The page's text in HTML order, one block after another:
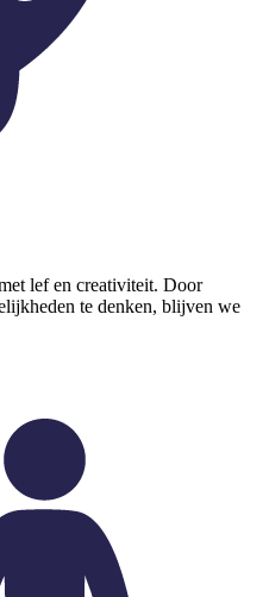
lef en creativiteit. Door
te denken, blijven we